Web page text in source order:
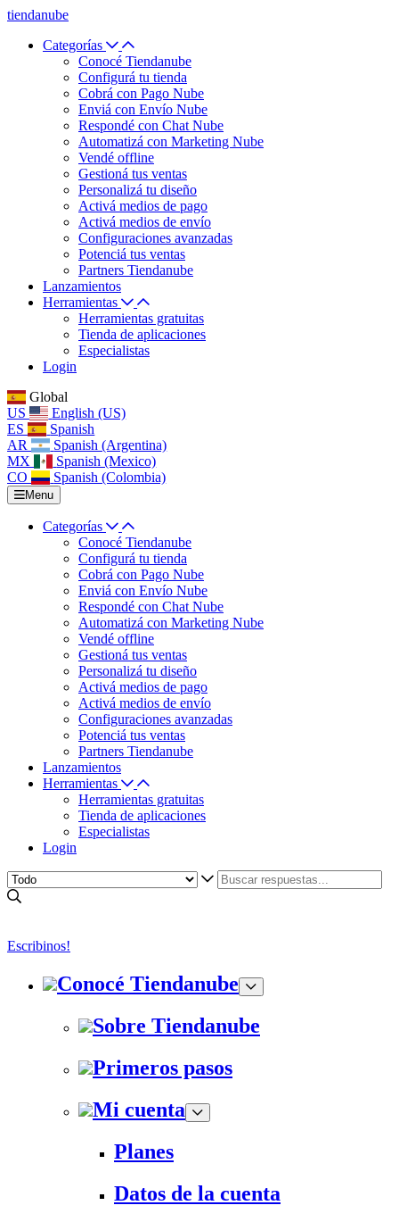
tiendanube
Categorías
Conocé Tiendanube
Configurá tu tienda
Cobrá con Pago Nube
Enviá con Envío Nube
Respondé con Chat Nube
Automatizá con Marketing Nube
Vendé offline
Gestioná tus ventas
Personalizá tu diseño
Activá medios de pago
Activá medios de envío
Configuraciones avanzadas
Potenciá tus ventas
Partners Tiendanube
Lanzamientos
Herramientas
Herramientas gratuitas
Tienda de aplicaciones
Especialistas
Login
Global
US
English (US)
ES
Spanish
AR
Spanish (Argentina)
MX
Spanish (Mexico)
CO
Spanish (Colombia)
Menu
Categorías
Conocé Tiendanube
Configurá tu tienda
Cobrá con Pago Nube
Enviá con Envío Nube
Respondé con Chat Nube
Automatizá con Marketing Nube
Vendé offline
Gestioná tus ventas
Personalizá tu diseño
Activá medios de pago
Activá medios de envío
Configuraciones avanzadas
Potenciá tus ventas
Partners Tiendanube
Lanzamientos
Herramientas
Herramientas gratuitas
Tienda de aplicaciones
Especialistas
Login
Escribinos!
Conocé Tiendanube
Sobre Tiendanube
Primeros pasos
Mi cuenta
Planes
Datos de la cuenta